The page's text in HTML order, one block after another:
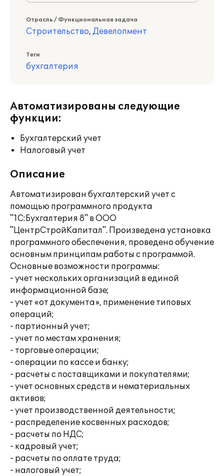
Отрасль / Функциональная задача
Строительство, Девелопмент
Теги
бухгалтерия
Автоматизированы следующие
функции:
Бухгалтерский учет
Налоговый учет
Описание
Автоматизирован бухгалтерский учет с
помощью программного продукта
"1С:Бухгалтерия 8" в ООО
"ЦентрСтройКапитал". Произведена установка
программного обеспечения, проведено обучение
основным принципам работы с программой.
Основные возможности программы:
- учет нескольких организаций в единой
информационной базе;
- учет «от документа», применение типовых
операций;
- партионный учет;
- учет по местам хранения;
- торговые операции;
- операции по кассе и банку;
- расчеты с поставщиками и покупателями;
- учет основных средств и нематериальных
активов;
- учет производственной деятельности;
- распределение косвенных расходов;
- расчеты по НДС;
- кадровый учет;
- расчеты по оплате труда;
- налоговый учет;